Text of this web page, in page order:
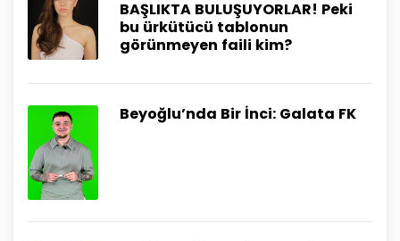
BAŞLIKTA BULUŞUYORLAR! Peki
bu ürkütücü tablonun
görünmeyen faili kim?
Beyoğlu’nda Bir İnci: Galata FK